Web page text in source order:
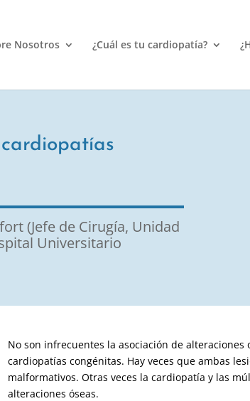
Nosotros ¿Cuál es tu cardiopatía?
(Jefe de Cirugía, Unidad
Universitario
No son infrecuentes la asociación de alteraciones
cardiopatías congénitas. Hay veces que ambas
malformativos. Otras veces la cardiopatía y las
alteraciones óseas.